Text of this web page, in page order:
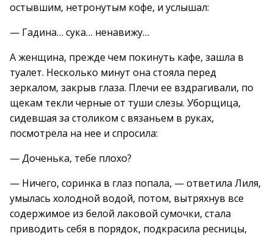
остывшим, нетронутым кофе, и услышал:
— Гадина… сука… ненавижу…
А женщина, прежде чем покинуть кафе, зашла в
туалет. Несколько минут она стояла перед
зеркалом, закрыв глаза. Плечи ее вздрагивали, по
щекам текли черные от туши слезы. Уборщица,
сидевшая за столиком с вязаньем в руках,
посмотрела на нее и спросила:
— Доченька, тебе плохо?
— Ничего, соринка в глаз попала, — ответила Лиля,
умылась холодной водой, потом, вытряхнув все
содержимое из белой лаковой сумочки, стала
приводить себя в порядок, подкрасила ресницы,